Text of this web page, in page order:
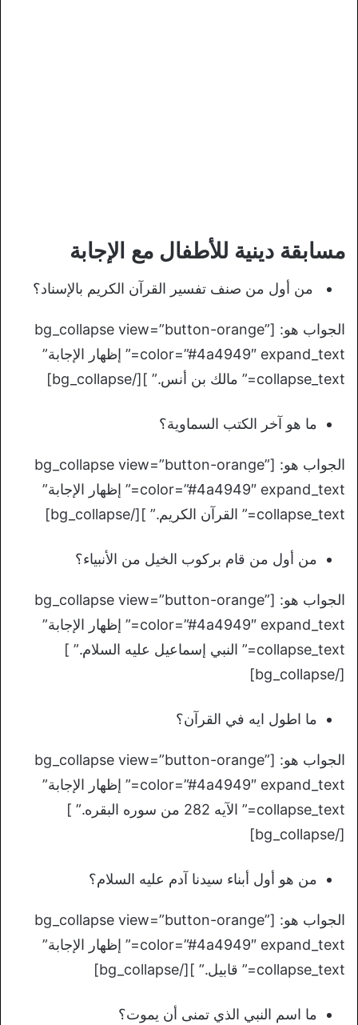
مسابقة دينية للأطفال مع الإجابة
من أول من صنف تفسير القرآن الكريم بالإسناد؟
الجواب هو: [bg_collapse view=”button-orange”
color=”#4a4949″ expand_text=” إظهار الإجابة”
collapse_text=” مالك بن أنس.” ][/bg_collapse]
ما هو آخر الكتب السماوية؟
الجواب هو: [bg_collapse view=”button-orange”
color=”#4a4949″ expand_text=” إظهار الإجابة”
collapse_text=” القرآن الكريم.” ][/bg_collapse]
من أول من قام بركوب الخيل من الأنبياء؟
الجواب هو: [bg_collapse view=”button-orange”
color=”#4a4949″ expand_text=” إظهار الإجابة”
collapse_text=” النبي إسماعيل عليه السلام.” ]
[/bg_collapse]
ما اطول ايه في القرآن؟
الجواب هو: [bg_collapse view=”button-orange”
color=”#4a4949″ expand_text=” إظهار الإجابة”
collapse_text=” الآيه 282 من سوره البقره.” ]
[/bg_collapse]
من هو أول أبناء سيدنا آدم عليه السلام؟
الجواب هو: [bg_collapse view=”button-orange”
color=”#4a4949″ expand_text=” إظهار الإجابة”
collapse_text=” قابيل.” ][/bg_collapse]
ما اسم النبي الذي تمنى أن يموت؟